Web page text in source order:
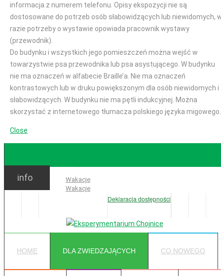
informacja z numerem telefonu. Opisy ekspozycji nie są
dostosowane do potrzeb osób słabowidzących lub niewidomych,
razie potrzeby o wystawie opowiada pracownik wystawy
(przewodnik).
Do budynku i wszystkich jego pomieszczeń można wejść w
towarzystwie psa przewodnika lub psa asystującego. W budynku
nie ma oznaczeń w alfabecie Braille’a. Nie ma oznaczeń
kontrastowych lub w druku powiększonym dla osób niewidomych i
słabowidzących. W budynku nie ma pętli indukcyjnej. Można
skorzystać z internetowego tłumacza polskiego języka migowego.
Close
Ważne:
Wakacje
Wakacje
Deklaracja dostępności
info
HOME DLA ZWIEDZAJĄCYCH CO NOWEGO